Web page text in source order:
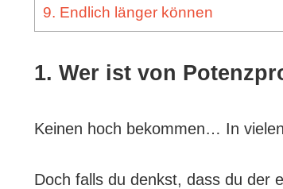
9. Endlich länger können
1. Wer ist von
Keinen hoch bekommen… In
Doch falls du denkst, dass du der